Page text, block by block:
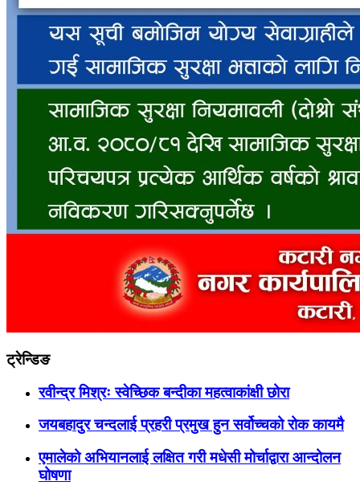
ट्रेन्डिङ
रवीन्द्र मिश्रः स्वेच्छिक बन्दीका महत्वाकांक्षी छोरा
जयबहादुर चन्दलाई प्रहरी प्रमुख हुन सर्वोच्चको रोक कायमै
एमालेको अभियानलाई लक्षित गरी मधेसी मोर्चाद्वारा आन्दोलन
घोषणा